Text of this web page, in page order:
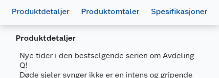
Produktdetaljer Produktomtaler Spesifikasjoner
Produktdetaljer
Nye tider i den bestselgende serien om Avdeling
Q!
Døde sjeler synger ikke er en intens og gripende
Generelt